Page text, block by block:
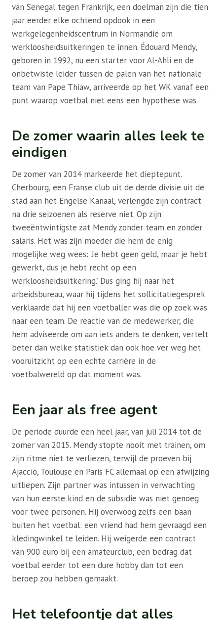
van Senegal tegen Frankrijk, een doelman zijn die tien
jaar eerder elke ochtend opdook in een
werkgelegenheidscentrum in Normandië om
werkloosheidsuitkeringen te innen. Édouard Mendy,
geboren in 1992, nu een starter voor Al-Ahli en de
onbetwiste leider tussen de palen van het nationale
team van Pape Thiaw, arriveerde op het WK vanaf een
punt waarop voetbal niet eens een hypothese was.
De zomer waarin alles leek te
eindigen
De zomer van 2014 markeerde het dieptepunt.
Cherbourg, een Franse club uit de derde divisie uit de
stad aan het Engelse Kanaal, verlengde zijn contract
na drie seizoenen als reserve niet. Op zijn
tweeëntwintigste zat Mendy zonder team en zonder
salaris. Het was zijn moeder die hem de enig
mogelijke weg wees: ‘Je hebt geen geld, maar je hebt
gewerkt, dus je hebt recht op een
werkloosheidsuitkering.’ Dus ging hij naar het
arbeidsbureau, waar hij tijdens het sollicitatiegesprek
verklaarde dat hij een voetballer was die op zoek was
naar een team. De reactie van de medewerker, die
hem adviseerde om aan iets anders te denken, vertelt
beter dan welke statistiek dan ook hoe ver weg het
vooruitzicht op een echte carrière in de
voetbalwereld op dat moment was.
Een jaar als free agent
De periode duurde een heel jaar, van juli 2014 tot de
zomer van 2015. Mendy stopte nooit met trainen, om
zijn ritme niet te verliezen, terwijl de proeven bij
Ajaccio, Toulouse en Paris FC allemaal op een afwijzing
uitliepen. Zijn partner was intussen in verwachting
van hun eerste kind en de subsidie ​​was niet genoeg
voor twee personen. Hij overwoog zelfs een baan
buiten het voetbal: een vriend had hem gevraagd een
kledingwinkel te leiden. Hij weigerde een contract
van 900 euro bij een amateurclub, een bedrag dat
voetbal eerder tot een dure hobby dan tot een
beroep zou hebben gemaakt.
Het telefoontje dat alles